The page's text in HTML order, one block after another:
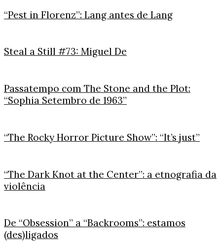
“Pest in Florenz”: Lang antes de Lang
Steal a Still #73: Miguel De
Passatempo com The Stone and the Plot:
“Sophia Setembro de 1963”
“The Rocky Horror Picture Show”: “It’s just”
“The Dark Knot at the Center”: a etnografia da
violência
De “Obsession” a “Backrooms”: estamos
(des)ligados